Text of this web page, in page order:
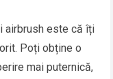
airbrush este că îți
Poți obține o
mai puternică,